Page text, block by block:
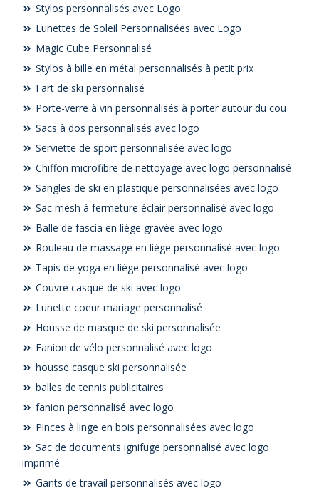
Stylos personnalisés avec Logo
Lunettes de Soleil Personnalisées avec Logo
Magic Cube Personnalisé
Stylos à bille en métal personnalisés à petit prix
Fart de ski personnalisé
Porte-verre à vin personnalisés à porter autour du cou
Sacs à dos personnalisés avec logo
Serviette de sport personnalisée avec logo
Chiffon microfibre de nettoyage avec logo personnalisé
Sangles de ski en plastique personnalisées avec logo
Sac mesh à fermeture éclair personnalisé avec logo
Balle de fascia en liège gravée avec logo
Rouleau de massage en liège personnalisé avec logo
Tapis de yoga en liège personnalisé avec logo
Couvre casque de ski avec logo
Lunette coeur mariage personnalisé
Housse de masque de ski personnalisée
Fanion de vélo personnalisé avec logo
housse casque ski personnalisée
balles de tennis publicitaires
fanion personnalisé avec logo
Pinces à linge en bois personnalisées avec logo
Sac de documents ignifuge personnalisé avec logo
imprimé
Gants de travail personnalisés avec logo